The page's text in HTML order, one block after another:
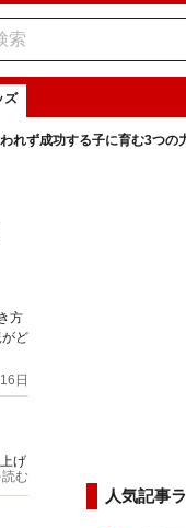
ズ
れず成功する子に育む3つの
方
ど
日
げ
重
読む
人気記事